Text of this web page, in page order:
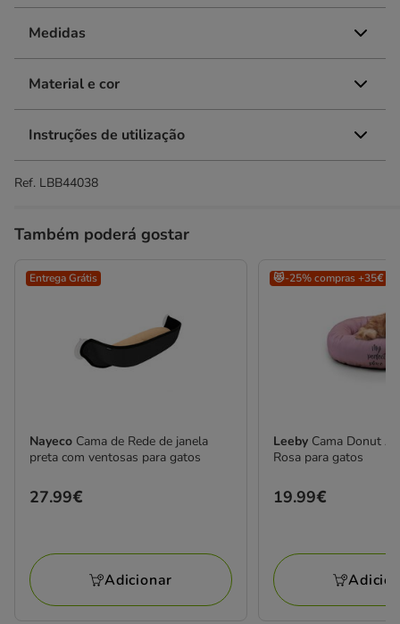
Medidas
Material e cor
Instruções de utilização
Ref. LBB44038
Também poderá gostar
Entrega Grátis
Nayeco Cama de Rede de janela
preta com ventosas para gatos
Preço
27.99€
Adicionar
😻-25% compras +35€
Leeby Cama Donut
Rosa para gatos
Preço
19.99€